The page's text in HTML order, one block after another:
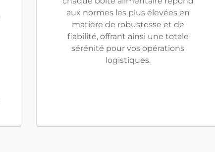
aux normes les plus élevées en
matière de robustesse et de
fiabilité, offrant ainsi une totale
sérénité pour vos opérations
logistiques.